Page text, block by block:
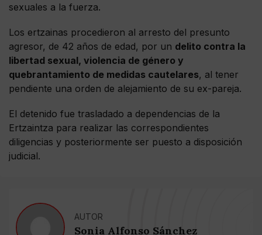
sexuales a la fuerza.
Los ertzainas procedieron al arresto del presunto
agresor, de 42 años de edad, por un delito contra la
libertad sexual, violencia de género y
quebrantamiento de medidas cautelares, al tener
pendiente una orden de alejamiento de su ex-pareja.
El detenido fue trasladado a dependencias de la
Ertzaintza para realizar las correspondientes
diligencias y posteriormente ser puesto a disposición
judicial.
AUTOR
Sonia Alfonso Sánchez